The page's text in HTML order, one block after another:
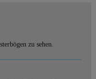
zu sehen.